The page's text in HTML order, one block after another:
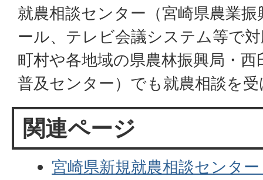
就農相談センター（宮崎県農業
ール、テレビ会議システム等で
町村や各地域の県農林振興局・
普及センター）でも就農相談を
関連ページ
宮崎県新規就農相談センタ